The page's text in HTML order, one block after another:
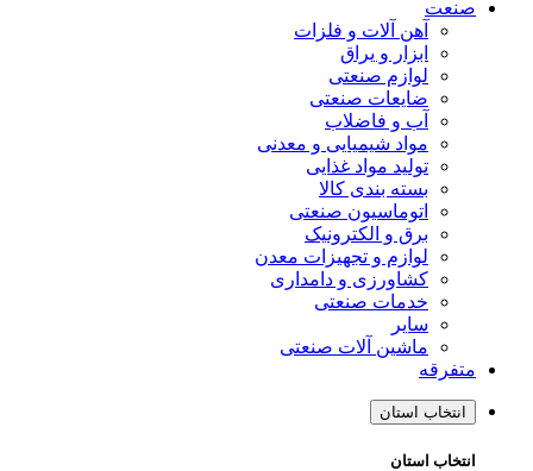
صنعت
آهن آلات و فلزات
ابزار و یراق
لوازم صنعتی
ضایعات صنعتی
آب و فاضلاب
مواد شیمیایی و معدنی
تولید مواد غذایی
بسته بندی کالا
اتوماسیون صنعتی
برق و الکترونیک
لوازم و تجهیزات معدن
کشاورزی و دامداری
خدمات صنعتی
سایر
ماشین آلات صنعتی
متفرقه
انتخاب استان
انتخاب استان